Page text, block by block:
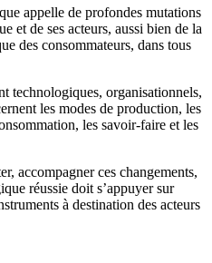
appelle de profondes mutations
et de ses acteurs, aussi bien de la
des consommateurs, dans tous
technologiques, organisationnels,
les modes de production, les
les savoir-faire et les
accompagner ces changements,
réussie doit s’appuyer sur
à destination des acteurs